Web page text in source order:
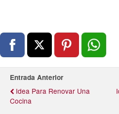
Entrada Anterior
Idea Para Renovar Una
Cocina